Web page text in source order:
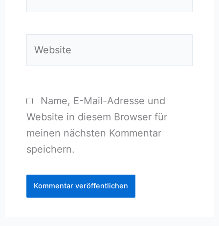
Name, E-Mail-Adresse und
Website in diesem Browser für
meinen nächsten Kommentar
speichern.